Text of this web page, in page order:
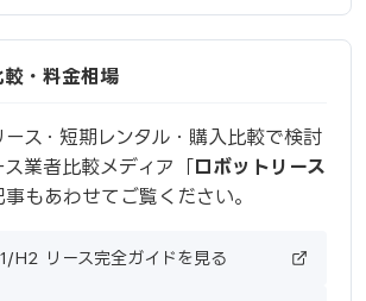
較・料金相場
ス・短期レンタル・購入比較で検討
業者比較メディア「ロボットリース
事もあわせてご覧ください。
H2 リース完全ガイドを見る